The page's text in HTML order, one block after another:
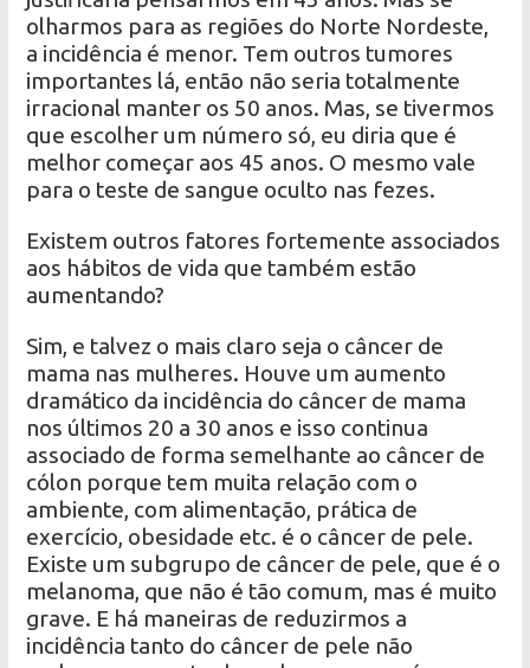
olharmos para as regiões do Norte Nordeste,
a incidência é menor. Tem outros tumores
importantes lá, então não seria totalmente
irracional manter os 50 anos. Mas, se tivermos
que escolher um número só, eu diria que é
melhor começar aos 45 anos. O mesmo vale
para o teste de sangue oculto nas fezes.
Existem outros fatores fortemente associados
aos hábitos de vida que também estão
aumentando?
Sim, e talvez o mais claro seja o câncer de
mama nas mulheres. Houve um aumento
dramático da incidência do câncer de mama
nos últimos 20 a 30 anos e isso continua
associado de forma semelhante ao câncer de
cólon porque tem muita relação com o
ambiente, com alimentação, prática de
exercício, obesidade etc. é o câncer de pele.
Existe um subgrupo de câncer de pele, que é o
melanoma, que não é tão comum, mas é muito
grave. E há maneiras de reduzirmos a
incidência tanto do câncer de pele não